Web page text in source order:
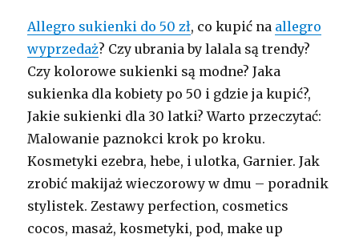
Allegro sukienki do 50 zł, co kupić na allegro
wyprzedaż? Czy ubrania by lalala są trendy?
Czy kolorowe sukienki są modne? Jaka
sukienka dla kobiety po 50 i gdzie ja kupić?,
Jakie sukienki dla 30 latki? Warto przeczytać:
Malowanie paznokci krok po kroku.
Kosmetyki ezebra, hebe, i ulotka, Garnier. Jak
zrobić makijaż wieczorowy w dmu – poradnik
stylistek. Zestawy perfection, cosmetics
cocos, masaż, kosmetyki, pod, make up